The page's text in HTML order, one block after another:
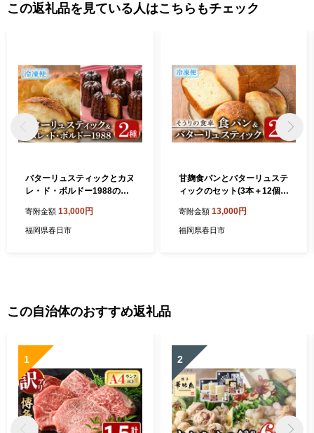
この返礼品を見ている人はこちらもチェック
バターリュスティックとカヌ
レ・ド・ボルドー1988のセ
つ 洋菓子 焼き菓子 詰め合わ
せ スイーツ パン 食事パン 高
寄附金額 13,000円
福岡県春日市
甘麹食パンとバターリュステ
ィックのセット(3本＋12個)
成発酵 詰め合わせ 手作り こ
うじ 冷凍 ＜離島配送不可＞
寄附金額 13,000円
福岡県春日市
この自治体のおすすめ返礼品
1 2